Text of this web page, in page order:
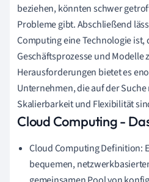
beziehen, könnten schwer
Probleme gibt. Abschließend
Computing eine Technologie ist,
Geschäftsprozesse und Modelle
Herausforderungen bietet es
Unternehmen, die auf der
Skalierbarkeit und Flexibilität
Cloud Computing -
Cloud Computing Definition:
bequemen,